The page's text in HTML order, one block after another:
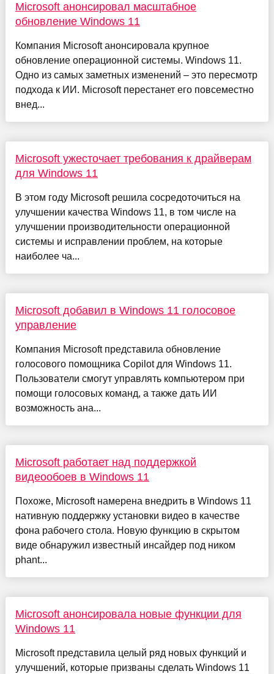
Microsoft анонсировал масштабное
обновление Windows 11
Компания Microsoft анонсировала крупное
обновление операционной системы. Windows 11.
Одно из самых заметных изменений – это пересмотр
подхода к ИИ. Microsoft перестанет его повсеместно
внед...
Microsoft ужесточает требования к драйверам
для Windows 11
В этом году Microsoft решила сосредоточиться на
улучшении качества Windows 11, в том числе на
улучшении производительности операционной
системы и исправлении проблем, на которые
наиболее ча...
Microsoft добавил в Windows 11 голосовое
управление
Компания Microsoft представила обновление
голосового помощника Copilot для Windows 11.
Пользователи смогут управлять компьютером при
помощи голосовых команд, а также дать ИИ
возможность ана...
Microsoft работает над поддержкой
видеообоев в Windows 11
Похоже, Microsoft намерена внедрить в Windows 11
нативную поддержку установки видео в качестве
фона рабочего стола. Новую функцию в скрытом
виде обнаружил известный инсайдер под ником
phant...
Microsoft анонсировала новые функции для
Windows 11
Microsoft представила целый ряд новых функций и
улучшений, которые призваны сделать Windows 11